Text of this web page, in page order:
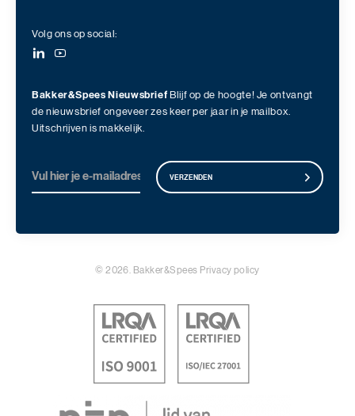
Volg ons op social:
Bakker&Spees Nieuwsbrief Blijf op de hoogte! Je ontvangt
de nieuwsbrief ongeveer zes keer per jaar in je mailbox.
Uitschrijven is makkelijk.
VERZENDEN
© 2026. Bakker&Spees Privacy policy